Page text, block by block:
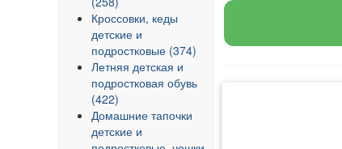
Кроссовки, кеды
детские и
подростковые (374)
Летняя детская и
подростковая обувь
(422)
Домашние тапочки
детские и